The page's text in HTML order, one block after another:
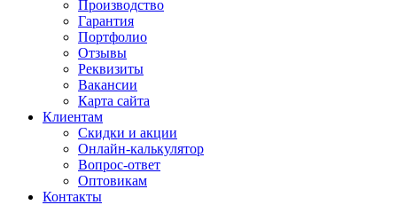
Производство
Гарантия
Портфолио
Отзывы
Реквизиты
Вакансии
Карта сайта
Клиентам
Скидки и акции
Онлайн-калькулятор
Вопрос-ответ
Оптовикам
Контакты